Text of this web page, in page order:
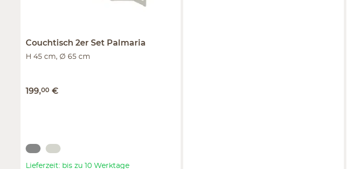
Couchtisch 2er Set Palmaria
H 45 cm, Ø 65 cm
199,00 €
Lieferzeit: bis zu 10 Werktage